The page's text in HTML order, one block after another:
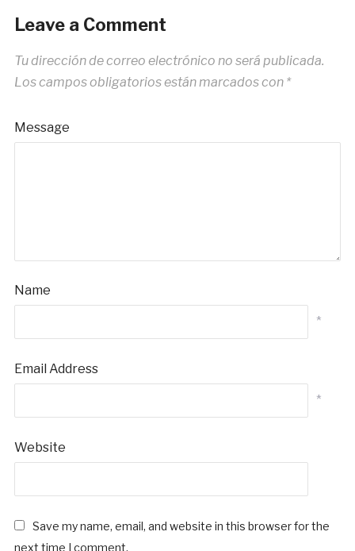
Leave a Comment
Tu dirección de correo electrónico no será publicada.
Los campos obligatorios están marcados con *
Message
Name
*
Email Address
*
Website
Save my name, email, and website in this browser for the
next time I comment.